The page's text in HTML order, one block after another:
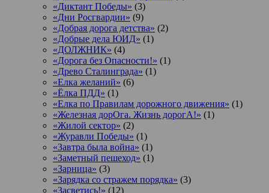
«Диктант Победы» (3)
«Дни Росгвардии» (9)
«Добрая дорога детства» (2)
«Добрые дела ЮИД» (1)
«ДОЛЖНИК» (4)
«Дорога без Опасности!» (1)
«Древо Сталинграда» (1)
«Елка желаний» (6)
«Ёлка ПДД» (1)
«Елка по Правилам дорожного движения» (1)
«Железная дорОга. Жизнь дорогА!» (1)
«Жилой сектор» (2)
«Журавли Победы» (1)
«Завтра была война» (1)
«Заметный пешеход» (1)
«Зарница» (3)
«Зарядка со стражем порядка» (3)
«Засветись!» (12)